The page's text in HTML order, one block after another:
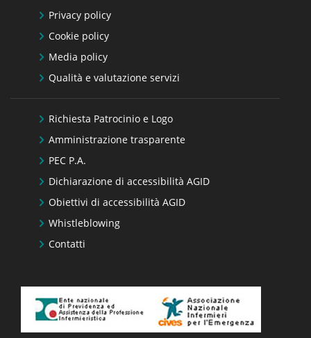
Privacy policy
Cookie policy
Media policy
Qualità e valutazione servizi
Richiesta Patrocinio e Logo
Amministrazione trasparente
PEC P.A.
Dichiarazione di accessibilità AGID
Obiettivi di accessibilità AGID
Whistleblowing
Contatti